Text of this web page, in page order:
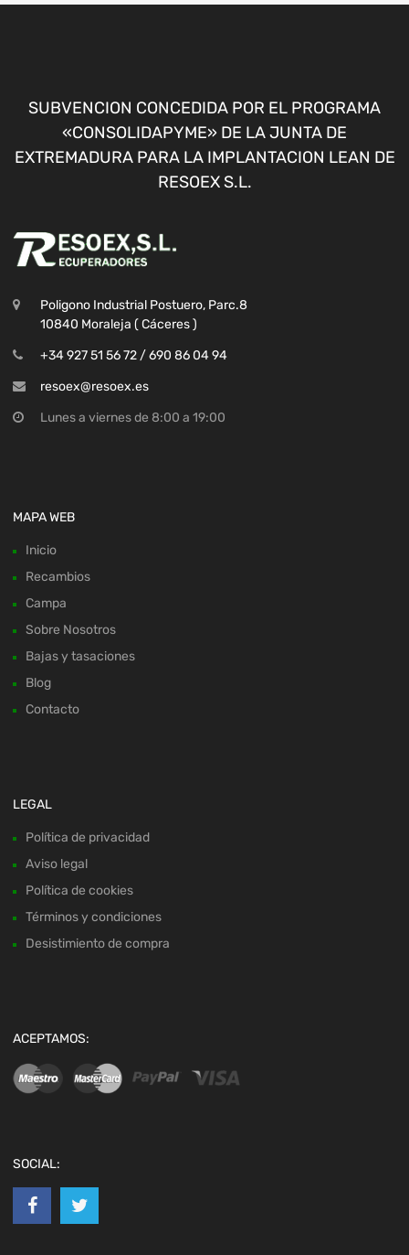
SUBVENCION CONCEDIDA POR EL PROGRAMA
«CONSOLIDAPYME» DE LA JUNTA DE
EXTREMADURA PARA LA IMPLANTACION LEAN DE
RESOEX S.L.
Poligono Industrial Postuero, Parc.8
10840 Moraleja ( Cáceres )
+34 927 51 56 72 / 690 86 04 94
resoex@resoex.es
Lunes a viernes de 8:00 a 19:00
MAPA WEB
Inicio
Recambios
Campa
Sobre Nosotros
Bajas y tasaciones
Blog
Contacto
LEGAL
Política de privacidad
Aviso legal
Política de cookies
Términos y condiciones
Desistimiento de compra
ACEPTAMOS:
SOCIAL: